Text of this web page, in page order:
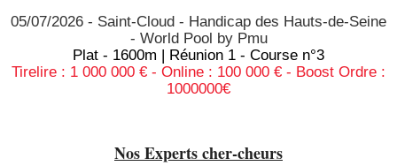
05/07/2026 - Saint-Cloud - Handicap des Hauts-de-Seine
- World Pool by Pmu
Plat - 1600m | Réunion 1 - Course n°3
Tirelire : 1 000 000 € - Online : 100 000 € - Boost Ordre :
1000000€
Nos Experts cher-cheurs